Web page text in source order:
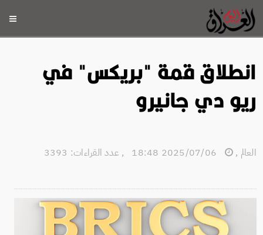
انطلاق قمة "بريكس" في
ريو دي جانيرو
العالم ,
, عدد القراءات: 3393